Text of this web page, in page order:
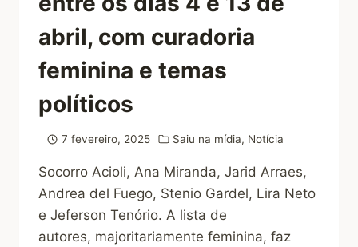
abril, com curadoria
feminina e temas
políticos
7 fevereiro, 2025 Saiu na mídia, Notícia
Socorro Acioli, Ana Miranda, Jarid Arraes,
Andrea del Fuego, Stenio Gardel, Lira Neto
e Jeferson Tenório. A lista de
autores, majoritariamente feminina, faz